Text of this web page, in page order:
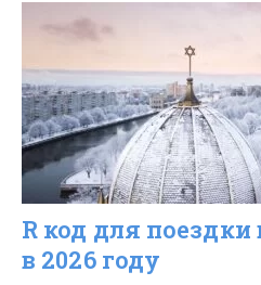
R код для
в 2026 году